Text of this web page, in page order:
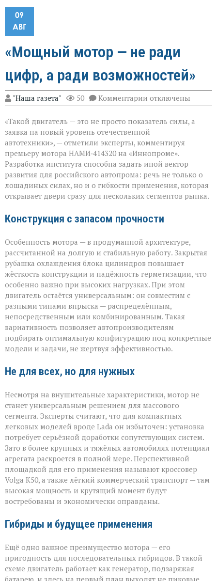
09
АВГ
«Мощный мотор — не ради
цифр, а ради возможностей»
"Наша газета" 50 Комментарии к
записи
мотор — не
ради
а
ради
возможностей»
отключены
«Такой двигатель — это не просто показатель силы, а
заявка на новый уровень отечественной
автотехники», — отметили эксперты, комментируя
премьеру мотора НАМИ‑414320 на «Иннопроме».
Разработка института способна задать иной вектор
развития для российского автопрома: речь не только о
лошадиных силах, но и о гибкости применения, которая
открывает двери сразу для нескольких сегментов рынка.
Конструкция с запасом прочности
Особенность мотора — в продуманной архитектуре,
рассчитанной на долгую и стабильную работу. Закрытая
рубашка охлаждения блока цилиндров повышает
жёсткость конструкции и надёжность герметизации, что
особенно важно при высоких нагрузках. При этом
двигатель остаётся универсальным: он совместим с
разными типами впрыска — распределённым,
непосредственным или комбинированным. Такая
вариативность позволяет автопроизводителям
подбирать оптимальную конфигурацию под конкретные
модели и задачи, не жертвуя эффективностью.
Не для всех, но для нужных
Несмотря на внушительные характеристики, мотор не
станет универсальным решением для массового
сегмента. Эксперты считают, что для компактных
легковых моделей вроде Lada он избыточен: установка
потребует серьёзной доработки сопутствующих систем.
Зато в более крупных и тяжёлых автомобилях потенциал
агрегата раскроется в полной мере. Перспективной
площадкой для его применения называют кроссовер
Volga К50, а также лёгкий коммерческий транспорт — там
высокая мощность и крутящий момент будут
востребованы и экономически оправданы.
Гибриды и будущее применения
Ещё одно важное преимущество мотора — его
пригодность для последовательных гибридов. В такой
схеме двигатель работает как генератор, подзаряжая